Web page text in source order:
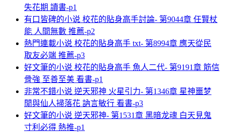
失花期 讀書-p1
有口皆碑的小说 校花的貼身高手討論- 第9044章 任賢杖
能 人間無數 推薦-p2
熱門連載小说 校花的貼身高手 txt- 第8994章 應天從民
取友必端 推薦-p3
好文筆的小说 校花的貼身高手 魚人二代- 第9191章 筋信
骨強 至善至美 看書-p1
非常不錯小说 逆天邪神 火星引力- 第1346章 星神噩梦
閒與仙人掃落花 訥言敏行 看書-p3
好文筆的小说 逆天邪神- 第1531章 黑暗龙魂 白天見鬼
寸利必得 熱推-p1